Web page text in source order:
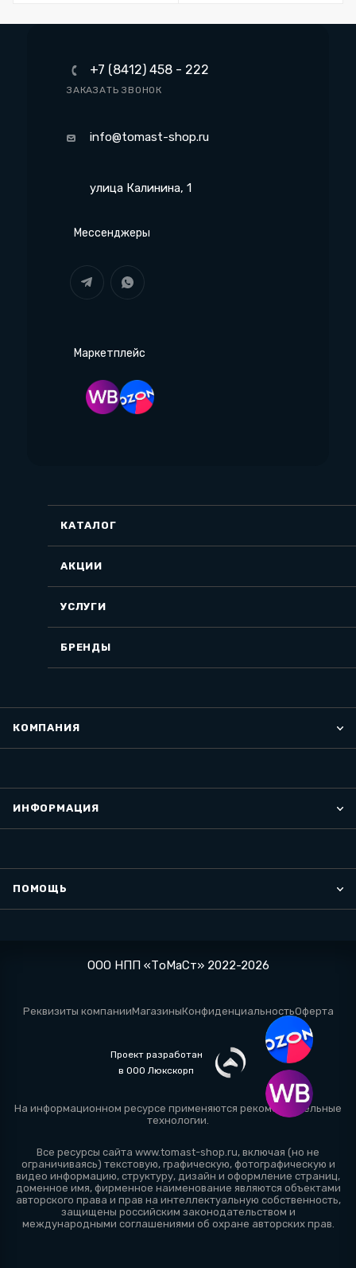
+7 (8412) 458 - 222
ЗАКАЗАТЬ ЗВОНОК
info@tomast-shop.ru
улица Калинина, 1
Мессенджеры
Маркетплейс
КАТАЛОГ
АКЦИИ
УСЛУГИ
БРЕНДЫ
КОМПАНИЯ
ИНФОРМАЦИЯ
ПОМОЩЬ
ООО НПП «ТоМаСт» 2022-2026
Реквизиты компанииМагазиныКонфиденциальностьОферта
Проект разработан
в ООО Люкскорп
На информационном ресурсе применяются рекомендательные
технологии.
Все ресурсы сайта www.tomast-shop.ru, включая (но не
ограничиваясь) текстовую, графическую, фотографическую и
видео информацию, структуру, дизайн и оформление страниц,
доменное имя, фирменное наименование являются объектами
авторского права и прав на интеллектуальную собственность,
защищены российским законодательством и
международными соглашениями об охране авторских прав.